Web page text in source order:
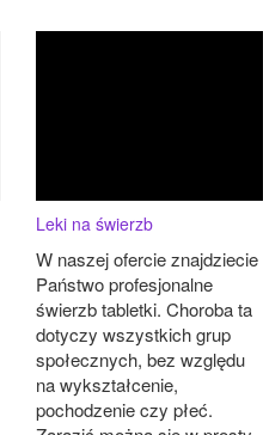
Leki na świerzb
W naszej ofercie znajdziecie
Państwo profesjonalne
świerzb tabletki. Choroba ta
dotyczy wszystkich grup
społecznych, bez względu
na wykształcenie,
pochodzenie czy płeć.